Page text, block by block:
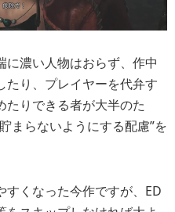
に濃い人物はおらず、作中
たり、プレイヤーを代弁す
たりできる者が大半のた
まらないようにする配慮”を
くなった今作ですが、ED